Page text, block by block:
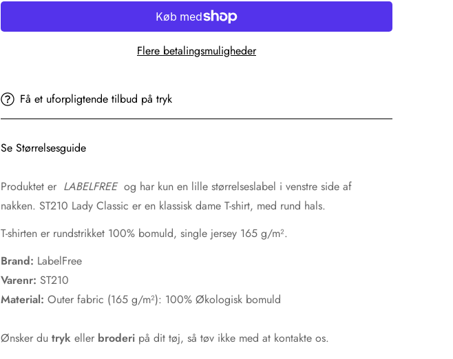
Flere betalingsmuligheder
Få et uforpligtende tilbud på tryk
Se Størrelsesguide
Produktet er LABELFREE og har kun en lille størrelseslabel i venstre side af
nakken. ST210 Lady Classic er en klassisk dame T-shirt, med rund hals.
T-shirten er rundstrikket 100% bomuld, single jersey 165 g/m².
Brand: LabelFree
Varenr: ST210
Material: Outer fabric (165 g/m²): 100% Økologisk bomuld
Ønsker du tryk eller broderi på dit tøj, så tøv ikke med at kontakte os.